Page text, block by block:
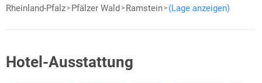
Rheinland-Pfalz Pfälzer Wald Ramstein (Lage anzeigen)
Hotel-Ausstattung